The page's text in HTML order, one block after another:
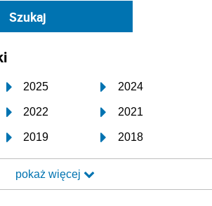
2025 2024
2022 2021
2019 2018
2016 2015
2013 2012
pokaż więcej